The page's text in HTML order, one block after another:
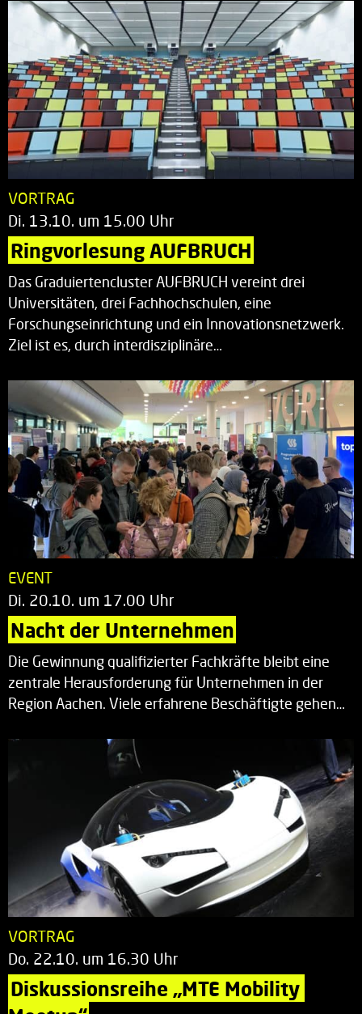
VORTRAG
Di. 13.10. um 15.00 Uhr
Ringvorlesung AUFBRUCH
Das Graduiertencluster AUFBRUCH vereint drei
Universitäten, drei Fachhochschulen, eine
Forschungseinrichtung und ein Innovationsnetzwerk.
Ziel ist es, durch interdisziplinäre…
EVENT
Di. 20.10. um 17.00 Uhr
Nacht der Unternehmen
Die Gewinnung qualifizierter Fachkräfte bleibt eine
zentrale Herausforderung für Unternehmen in der
Region Aachen. Viele erfahrene Beschäftigte gehen…
VORTRAG
Do. 22.10. um 16.30 Uhr
Diskussionsreihe „MTE Mobility